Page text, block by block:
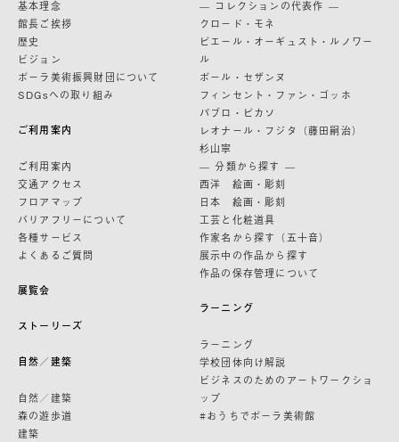
基本理念
館長ご挨拶
歴史
ビジョン
ポーラ美術振興財団について
SDGsへの取り組み
ご利用案内
ご利用案内
交通アクセス
フロアマップ
バリアフリーについて
各種サービス
よくあるご質問
展覧会
ストーリーズ
自然／建築
自然／建築
森の遊歩道
建築
— コレクションの代表作 —
クロード・モネ
ピエール・オーギュスト・ルノワー
ル
ポール・セザンヌ
フィンセント・ファン・ゴッホ
パブロ・ピカソ
レオナール・フジタ（藤田嗣治）
杉山寧
— 分類から探す —
西洋 絵画・彫刻
日本 絵画・彫刻
工芸と化粧道具
作家名から探す（五十音）
展示中の作品から探す
作品の保存管理について
ラーニング
ラーニング
学校団体向け解説
ビジネスのためのアートワークショ
ップ
#おうちでポーラ美術館